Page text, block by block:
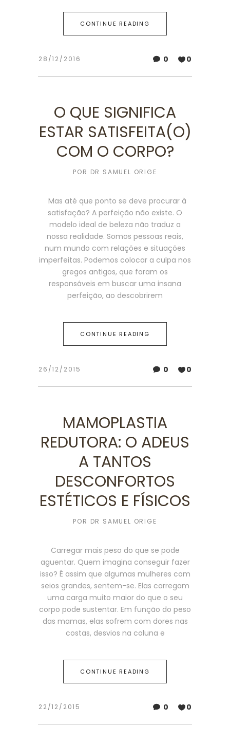
CONTINUE READING
28/12/2016 0 0
O QUE SIGNIFICA
ESTAR SATISFEITA(O)
COM O CORPO?
POR DR SAMUEL ORIGE
Mas até que ponto se deve procurar à
satisfação? A perfeição não existe. O
modelo ideal de beleza não traduz a
nossa realidade. Somos pessoas reais,
num mundo com relações e situações
imperfeitas. Podemos colocar a culpa nos
gregos antigos, que foram os
responsáveis em buscar uma insana
perfeição, ao descobrirem
CONTINUE READING
26/12/2015 0 0
MAMOPLASTIA
REDUTORA: O ADEUS
A TANTOS
DESCONFORTOS
ESTÉTICOS E FÍSICOS
POR DR SAMUEL ORIGE
Carregar mais peso do que se pode
aguentar. Quem imagina conseguir fazer
isso? É assim que algumas mulheres com
seios grandes, sentem-se. Elas carregam
uma carga muito maior do que o seu
corpo pode sustentar. Em função do peso
das mamas, elas sofrem com dores nas
costas, desvios na coluna e
CONTINUE READING
22/12/2015 0 0